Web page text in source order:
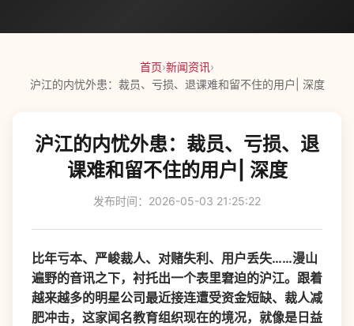
首页›新闻资讯›
沪江的内忧外患：裁员、亏损、退课难和留不住的用户| 深度
沪江的内忧外患：裁员、亏损、退
课难和留不住的用户| 深度
发布时间：2026-05-03 21:25:22
比年亏本、严峻裁人、对赌失利、用户丢失……漫山
遍野的音讯之下，衬托出一个表里窘迫的沪江。跟着
越来越多的明星公司最近接连遭受资金短缺、裁人减
肥冲击，这家闻名教育组织现在的境况，就像是日益